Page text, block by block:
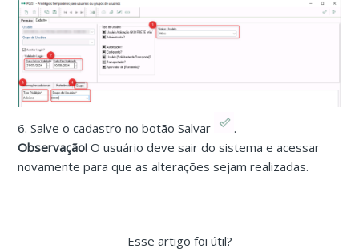
6. Salve o cadastro no botão Salvar
.
Observação! O usuário deve sair do sistema e acessar
novamente para que as alterações sejam realizadas.
Esse artigo foi útil?